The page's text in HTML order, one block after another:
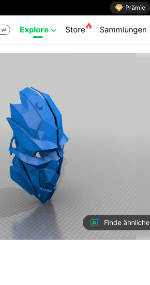
 Prämie
 Explore  Store Sammlungen
Finde ähnliche